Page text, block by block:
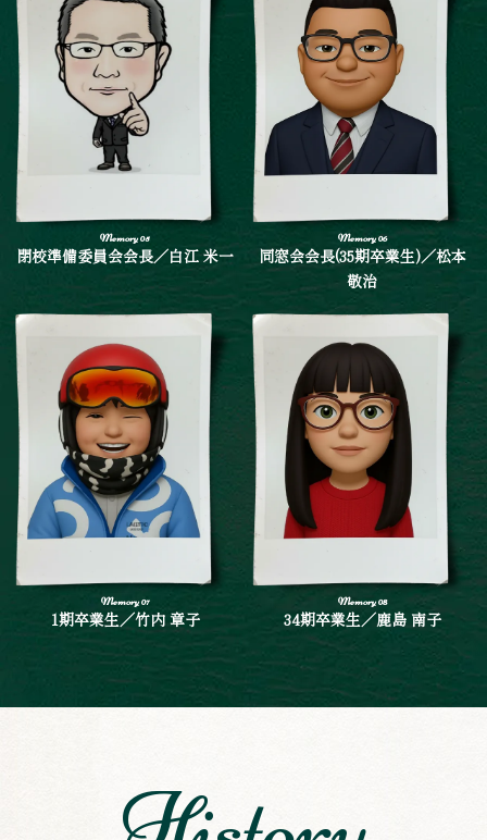
閉校準備委員会会長／白江 米一
同窓会会長(35期卒業生)／松本
敬治
1期卒業生／竹内 章子 34期卒業生／鹿島 南子